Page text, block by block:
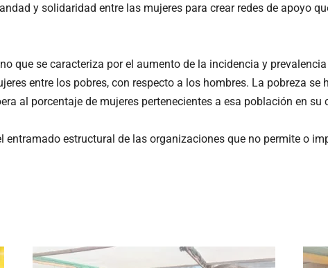
y solidaridad entre las mujeres para crear redes de apoyo
que se caracteriza por el aumento de la incidencia y
entre los pobres, con respecto a los hombres. La pobreza
al porcentaje de mujeres pertenecientes a esa población en su
entramado estructural de las organizaciones que no permite o